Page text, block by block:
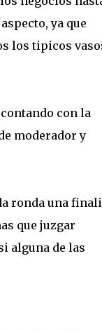
ya que
los tipicos
con la
moderador y
ronda una
que juzgar
alguna de las